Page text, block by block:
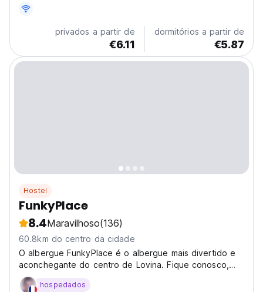
Lovina is your perfect choice! Nestled in the peaceful
Kalibukbuk area, just minutes from the...
privados a partir de
€6.11
dormitórios a partir de
€5.87
Hostel
FunkyPlace
8.4Maravilhoso(136)
60.8km do centro da cidade
O albergue FunkyPlace é o albergue mais divertido e
aconchegante do centro de Lovina. Fique conosco,
viaje conosco e tenha férias divertidas!
hospedados